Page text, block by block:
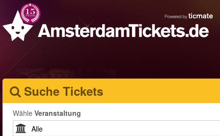
Suche Tickets
Wähle Veranstaltung